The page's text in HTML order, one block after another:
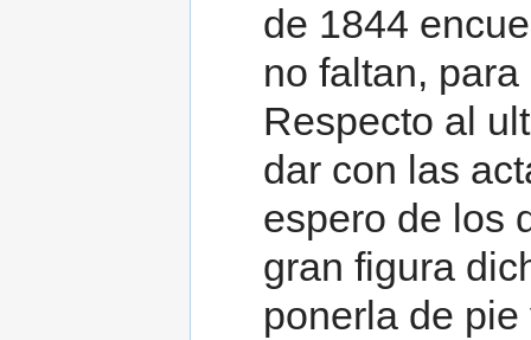
de 1844
no faltan,
Respecto al
dar con las
espero de los
gran figura
ponerla de